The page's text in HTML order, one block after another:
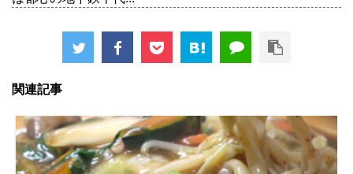
関連記事